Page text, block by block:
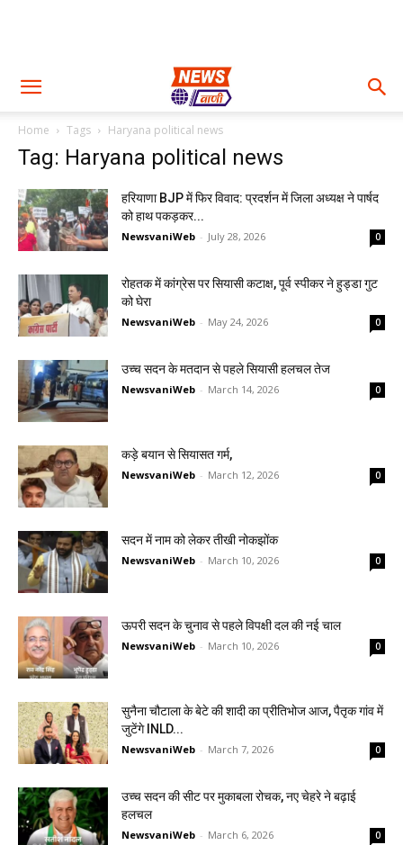
Home Tags Haryana political news
Tag: Haryana political news
हरियाणा BJP में फिर विवाद: प्रदर्शन में जिला अध्यक्ष ने पार्षद
को हाथ पकड़कर...
NewsvaniWeb - July 28, 2026 0
रोहतक में कांग्रेस पर सियासी कटाक्ष, पूर्व स्पीकर ने हुड्डा गुट
को घेरा
NewsvaniWeb - May 24, 2026 0
उच्च सदन के मतदान से पहले सियासी हलचल तेज
NewsvaniWeb - March 14, 2026 0
कड़े बयान से सियासत गर्म,
NewsvaniWeb - March 12, 2026 0
सदन में नाम को लेकर तीखी नोकझोंक
NewsvaniWeb - March 10, 2026 0
ऊपरी सदन के चुनाव से पहले विपक्षी दल की नई चाल
NewsvaniWeb - March 10, 2026 0
सुनैना चौटाला के बेटे की शादी का प्रीतिभोज आज, पैतृक गांव में
जुटेंगे INLD...
NewsvaniWeb - March 7, 2026 0
उच्च सदन की सीट पर मुकाबला रोचक, नए चेहरे ने बढ़ाई
हलचल
NewsvaniWeb - March 6, 2026 0